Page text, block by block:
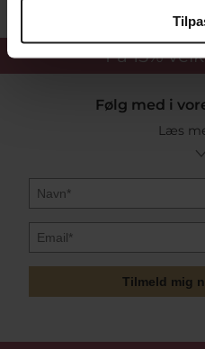
Få 15%
Følg med i
Læs
Tilmeld mig